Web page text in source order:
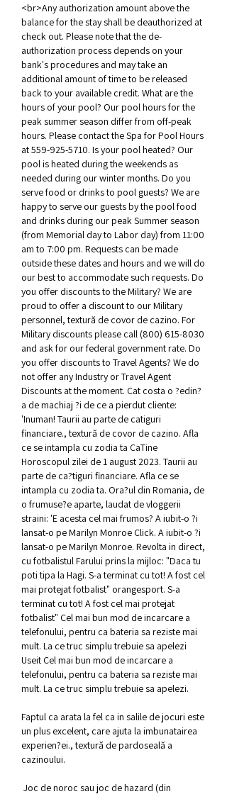
<br>Any authorization amount above the
balance for the stay shall be deauthorized at
check out. Please note that the de-
authorization process depends on your
bank's procedures and may take an
additional amount of time to be released
back to your available credit. What are the
hours of your pool? Our pool hours for the
peak summer season differ from off-peak
hours. Please contact the Spa for Pool Hours
at 559-925-5710. Is your pool heated? Our
pool is heated during the weekends as
needed during our winter months. Do you
serve food or drinks to pool guests? We are
happy to serve our guests by the pool food
and drinks during our peak Summer season
(from Memorial day to Labor day) from 11:00
am to 7:00 pm. Requests can be made
outside these dates and hours and we will do
our best to accommodate such requests. Do
you offer discounts to the Military? We are
proud to offer a discount to our Military
personnel, textură de covor de cazino. For
Military discounts please call (800) 615-8030
and ask for our federal government rate. Do
you offer discounts to Travel Agents? We do
not offer any Industry or Travel Agent
Discounts at the moment. Cat costa o ?edin?
a de machiaj ?i de ce a pierdut cliente:
'Inuman! Taurii au parte de catiguri
financiare., textură de covor de cazino. Afla
ce se intampla cu zodia ta CaTine
Horoscopul zilei de 1 august 2023. Taurii au
parte de ca?tiguri financiare. Afla ce se
intampla cu zodia ta. Ora?ul din Romania, de
o frumuse?e aparte, laudat de vloggerii
straini: 'E acesta cel mai frumos? A iubit-o ?i
lansat-o pe Marilyn Monroe Click. A iubit-o ?i
lansat-o pe Marilyn Monroe. Revolta in direct,
cu fotbalistul Farului prins la mijloc: "Daca tu
poti tipa la Hagi. S-a terminat cu tot! A fost cel
mai protejat fotbalist" orangesport. S-a
terminat cu tot! A fost cel mai protejat
fotbalist" Cel mai bun mod de incarcare a
telefonului, pentru ca bateria sa reziste mai
mult. La ce truc simplu trebuie sa apelezi
Useit Cel mai bun mod de incarcare a
telefonului, pentru ca bateria sa reziste mai
mult. La ce truc simplu trebuie sa apelezi.
Faptul ca arata la fel ca in salile de jocuri este
un plus excelent, care ajuta la imbunatairea
experien?ei., textură de pardoseală a
cazinoului.